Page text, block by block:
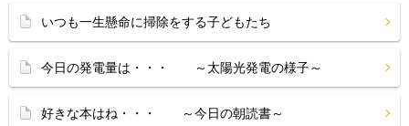
いつも一生懸命に掃除をする子どもたち
今日の発電量は・・・ ～太陽光発電の様子～
好きな本はね・・・ ～今日の朝読書～